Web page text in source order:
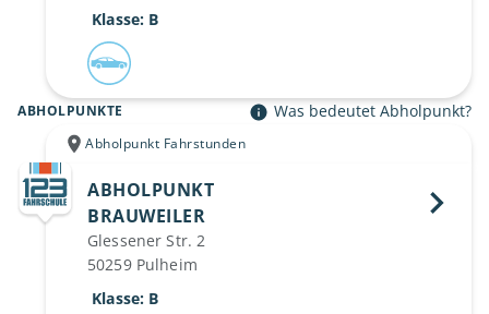
Klasse: B
ABHOLPUNKTE Was bedeutet Abholpunkt?
Abholpunkt Fahrstunden
ABHOLPUNKT
BRAUWEILER
Glessener Str. 2
50259 Pulheim
Klasse: B